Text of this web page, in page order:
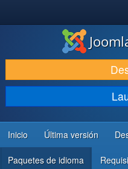
DESCARGAR & EXTENDER
DESCUBRE & APRENDE
COMUNIDAD & SOPORTE
RECURSOS PARA
Inicio Última versión
Paquetes de idioma